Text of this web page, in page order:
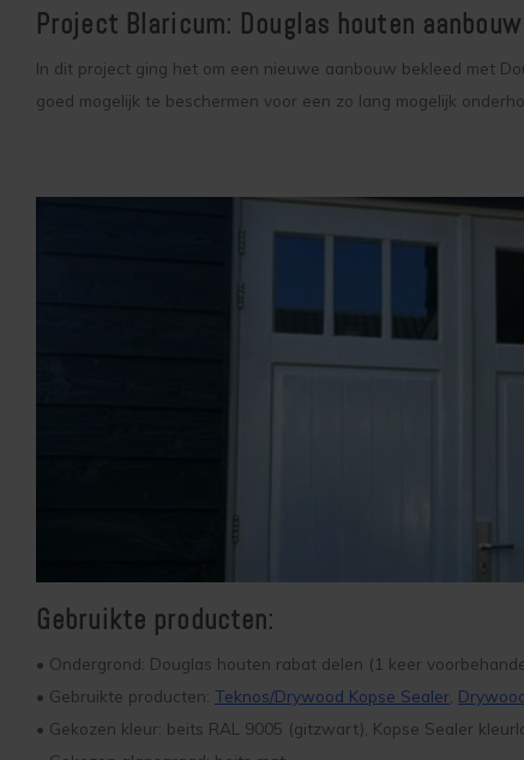
Project Blaricum: Douglas houten
In dit project ging het om een nieuwe aanbouw bekleed met
goed mogelijk te beschermen voor een zo lang mogelijk
Gebruikte producten:
• Ondergrond: Douglas houten rabat delen (1 keer
• Gebruikte producten: Teknos/Drywood Kopse Sealer
• Gekozen kleur: beits RAL 9005 (gitzwart), Kopse Sealer